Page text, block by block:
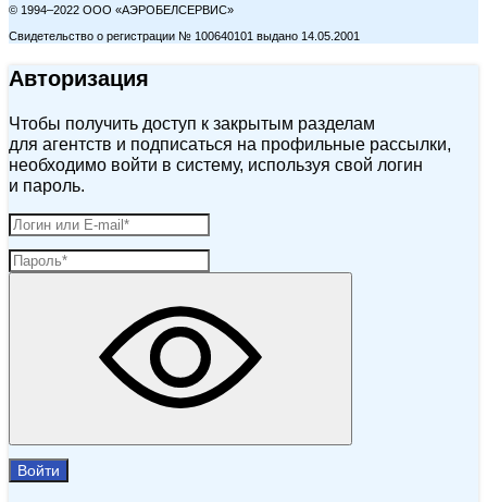
© 1994–2022 ООО «АЭРОБЕЛСЕРВИС»
Свидетельство о регистрации № 100640101 выдано 14.05.2001
Авторизация
Чтобы получить доступ к закрытым разделам
для агентств и подписаться на профильные рассылки,
необходимо войти в систему, используя свой логин
и пароль.
Войти